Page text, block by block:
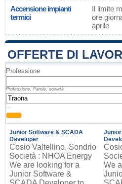
Accensione impianti
termici
Il limite
ore
aprile
OFFERTE DI
Professione
Professione, Parole, società
, ,
Junior Software & SCADA
Developer
Cosio Valtellino, Sondrio
Società : NHOA Energy
We are looking for a
Junior Software &
We